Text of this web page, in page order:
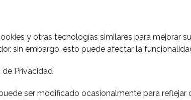
y otras tecnologías similares para mejorar
sin embargo, esto puede afectar la
de Privacidad
ser modificado ocasionalmente para